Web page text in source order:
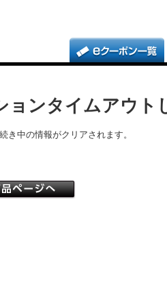
ンタイムアウト
き中の情報がクリアされます。